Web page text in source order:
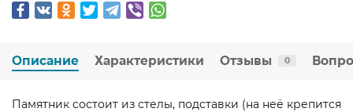
Описание Характеристики Отзывы 0
Памятник состоит из стелы, подставки (на неё крепится